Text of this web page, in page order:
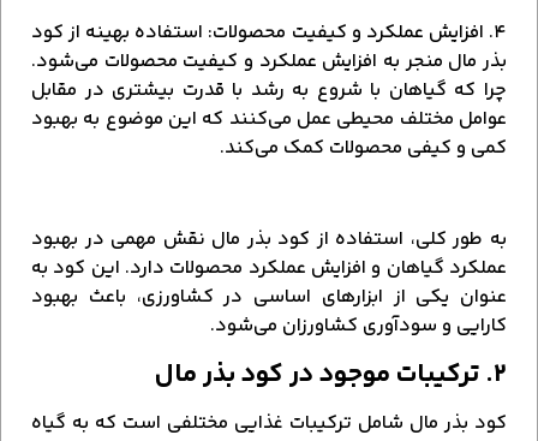
۴. افزایش عملکرد و کیفیت محصولات: استفاده بهینه از کود
بذر مال منجر به افزایش عملکرد و کیفیت محصولات می‌شود.
چرا که گیاهان با شروع به رشد با قدرت بیشتری در مقابل
عوامل مختلف محیطی عمل می‌کنند که این موضوع به بهبود
کمی و کیفی محصولات کمک می‌کند.
به طور کلی، استفاده از کود بذر مال نقش مهمی در بهبود
عملکرد گیاهان و افزایش عملکرد محصولات دارد. این کود به
عنوان یکی از ابزارهای اساسی در کشاورزی، باعث بهبود
کارایی و سودآوری کشاورزان می‌شود.
۲. ترکیبات موجود در کود بذر مال
کود بذر مال شامل ترکیبات غذایی مختلفی است که به گیاه